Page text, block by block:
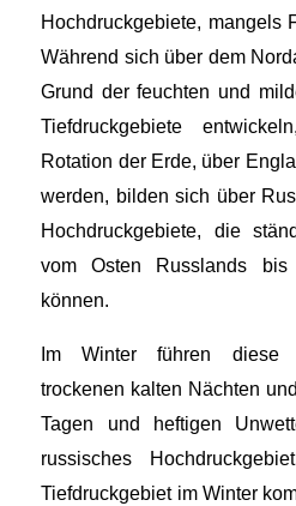
Hochdruckgebiete, mangels
Während sich über dem
Grund der feuchten und
Tiefdruckgebiete
Rotation der Erde, über
werden, bilden sich über
Hochdruckgebiete, die
vom Osten Russlands bis
können.
Im Winter führen diese
trockenen kalten Nächten
Tagen und heftigen
russisches
Tiefdruckgebiet im Winter